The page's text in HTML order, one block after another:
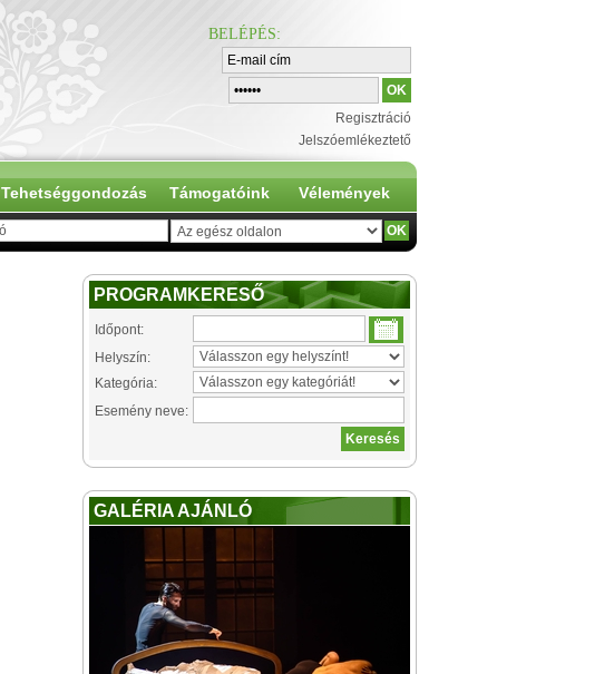
BELÉPÉS:
Regisztráció
Jelszóemlékeztető
Tehetséggondozás Támogatóink Vélemények
PROGRAMKERESŐ
Időpont:
Helyszín:
Kategória:
Esemény neve:
GALÉRIA AJÁNLÓ